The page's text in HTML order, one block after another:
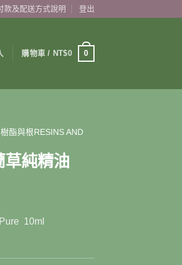
款及配送方式說明 登出
購物車 / NT$0 0
樹酯與根RESINS AND
純精油
10ml